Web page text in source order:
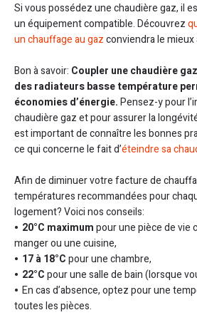
Si vous possédez une chaudière gaz, il
un équipement compatible. Découvrez
un chauffage au gazconviendra le
Bon à savoir: Coupler une chaudière
des radiateurs basse température
économies d’énergie.Pensez-y pour
chaudière gaz et pour assurer la
est important de connaître les bonnes
ce qui concerne le fait d’éteindre sa
Afin de diminuer votre facture de
températures recommandées pour
logement? Voici nos conseils:
20°C maximumpour une pièce de vie
manger ou une cuisine,
17 à 18°Cpour une chambre,
22°Cpour une salle de bain (lorsque
En cas d’absence, optez pour une
toutes les pièces.